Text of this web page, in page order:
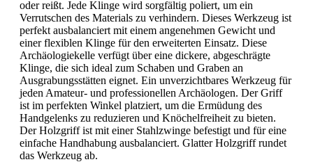
oder reißt. Jede Klinge wird sorgfältig poliert, um ein
Verrutschen des Materials zu verhindern. Dieses Werkzeug ist
perfekt ausbalanciert mit einem angenehmen Gewicht und
einer flexiblen Klinge für den erweiterten Einsatz. Diese
Archäologiekelle verfügt über eine dickere, abgeschrägte
Klinge, die sich ideal zum Schaben und Graben an
Ausgrabungsstätten eignet. Ein unverzichtbares Werkzeug für
jeden Amateur- und professionellen Archäologen. Der Griff
ist im perfekten Winkel platziert, um die Ermüdung des
Handgelenks zu reduzieren und Knöchelfreiheit zu bieten.
Der Holzgriff ist mit einer Stahlzwinge befestigt und für eine
einfache Handhabung ausbalanciert. Glatter Holzgriff rundet
das Werkzeug ab.